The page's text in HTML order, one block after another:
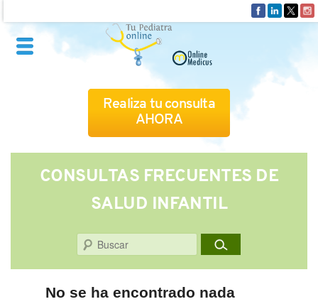
Realiza tu consulta
AHORA
QUIÉNES SOMOS
CÓMO FUNCIONA
CUADRO MÉDICO
CONSULTAS FRECUENTES
CONSULTAS FRECUENTES DE
SALUD INFANTIL
No se ha encontrado nada